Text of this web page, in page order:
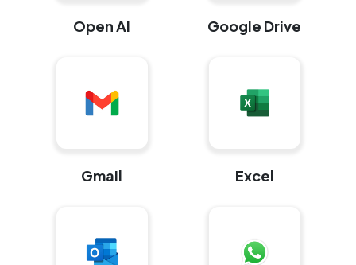
Open AI Google Drive
Gmail Excel